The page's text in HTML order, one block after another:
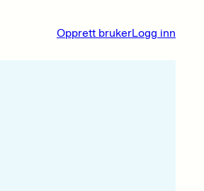
Opprett brukerLogg inn